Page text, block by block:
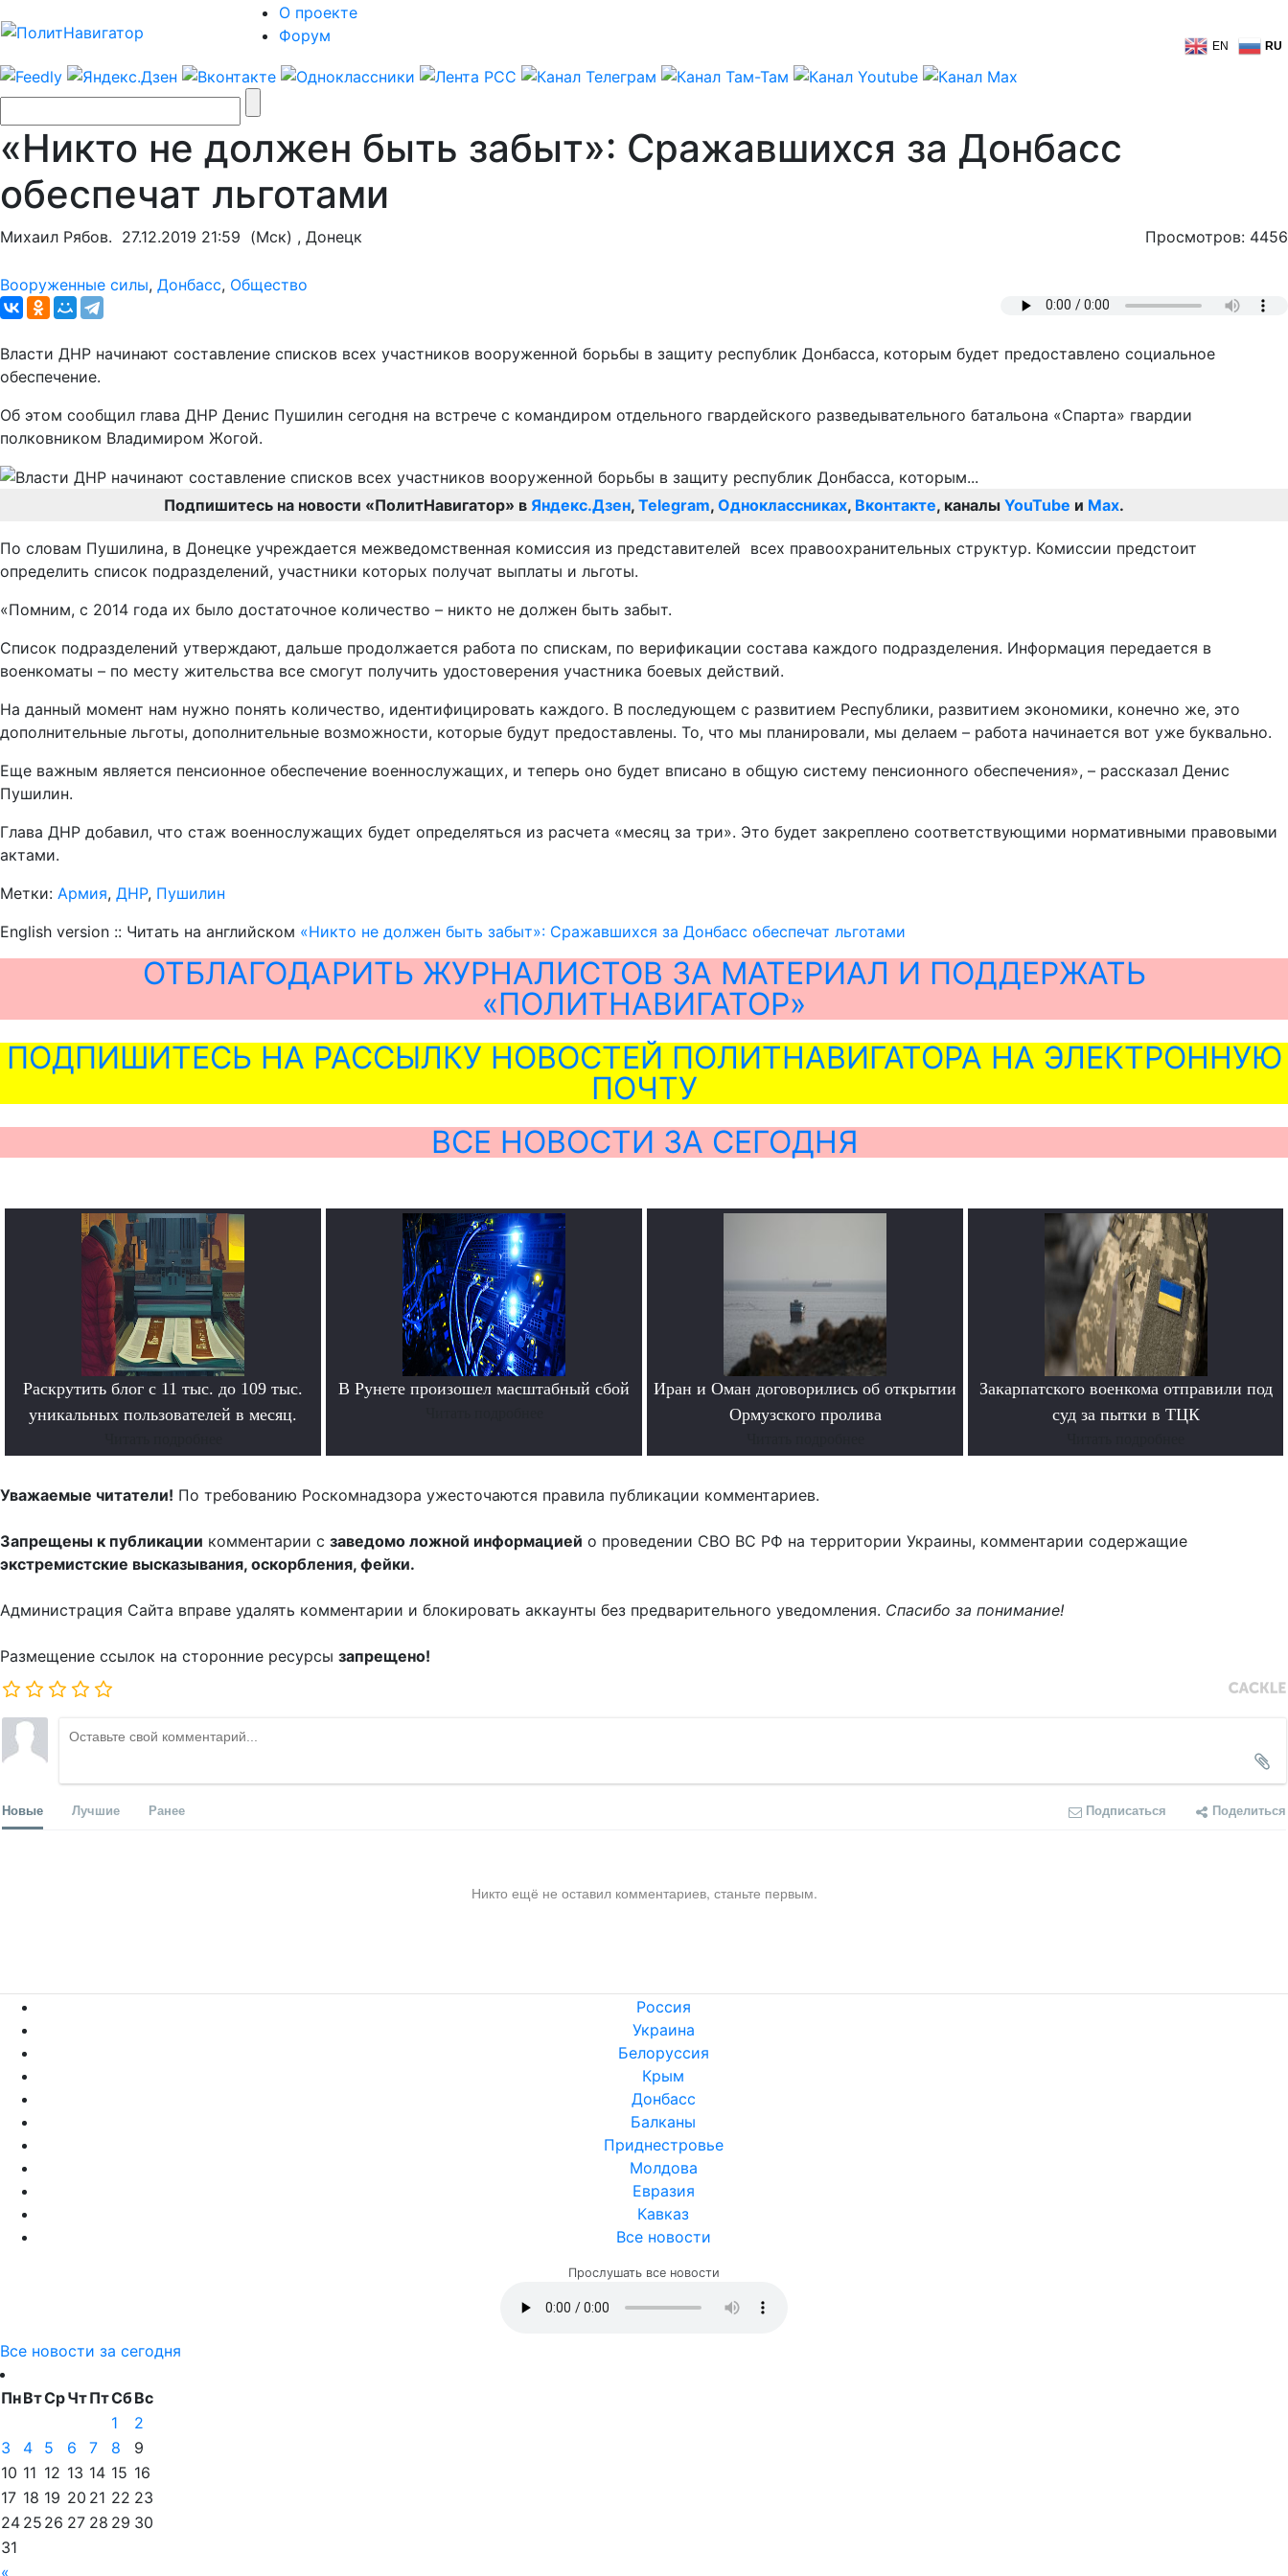
О проекте
Форум
EN RU
«Никто не должен быть забыт»: Сражавшихся за Донбасс
обеспечат льготами
Михаил Рябов. 27.12.2019 21:59 (Мск) , Донецк Просмотров: 4456
Вооруженные силы, Донбасс, Общество
Власти ДНР начинают составление списков всех участников вооруженной борьбы в защиту республик Донбасса, которым будет предоставлено социальное
обеспечение.
Об этом сообщил глава ДНР Денис Пушилин сегодня на встрече с командиром отдельного гвардейского разведывательного батальона «Спарта» гвардии
полковником Владимиром Жогой.
Подпишитесь на новости «ПолитНавигатор» в Яндекс.Дзен, Telegram, Одноклассниках, Вконтакте, каналы YouTube и Max.
По словам Пушилина, в Донецке учреждается межведомственная комиссия из представителей всех правоохранительных структур. Комиссии предстоит
определить список подразделений, участники которых получат выплаты и льготы.
«Помним, с 2014 года их было достаточное количество – никто не должен быть забыт.
Список подразделений утверждают, дальше продолжается работа по спискам, по верификации состава каждого подразделения. Информация передается в
военкоматы – по месту жительства все смогут получить удостоверения участника боевых действий.
На данный момент нам нужно понять количество, идентифицировать каждого. В последующем с развитием Республики, развитием экономики, конечно же, это
дополнительные льготы, дополнительные возможности, которые будут предоставлены. То, что мы планировали, мы делаем – работа начинается вот уже буквально.
Еще важным является пенсионное обеспечение военнослужащих, и теперь оно будет вписано в общую систему пенсионного обеспечения», – рассказал Денис
Пушилин.
Глава ДНР добавил, что стаж военнослужащих будет определяться из расчета «месяц за три». Это будет закреплено соответствующими нормативными правовыми
актами.
Метки: Армия, ДНР, Пушилин
English version :: Читать на английском «Никто не должен быть забыт»: Сражавшихся за Донбасс обеспечат льготами
ОТБЛАГОДАРИТЬ ЖУРНАЛИСТОВ ЗА МАТЕРИАЛ И ПОДДЕРЖАТЬ
«ПОЛИТНАВИГАТОР»
ПОДПИШИТЕСЬ НА РАССЫЛКУ НОВОСТЕЙ ПОЛИТНАВИГАТОРА НА ЭЛЕКТРОННУЮ
ПОЧТУ
ВСЕ НОВОСТИ ЗА СЕГОДНЯ
Раскрутить блог с 11 тыс. до 109 тыс.
уникальных пользователей в месяц.
В Рунете произошел масштабный сбой
Иран и Оман договорились об открытии
Ормузского пролива
Закарпатского военкома отправили под
суд за пытки в ТЦК
Уважаемые читатели! По требованию Роскомнадзора ужесточаются правила публикации комментариев.
Запрещены к публикации комментарии с заведомо ложной информацией о проведении СВО ВС РФ на территории Украины, комментарии содержащие
экстремистские высказывания, оскорбления, фейки.
Администрация Сайта вправе удалять комментарии и блокировать аккаунты без предварительного уведомления. Спасибо за понимание!
Размещение ссылок на сторонние ресурсы запрещено!
Новые Лучшие Ранее Подписаться Поделиться
Никто ещё не оставил комментариев, станьте первым.
Россия
Украина
Белоруссия
Крым
Донбасс
Балканы
Приднестровье
Молдова
Евразия
Кавказ
Все новости
Прослушать все новости
Все новости за сегодня
ПнВтСрЧтПтСбВс
1
2
3
4 5 6 7 8
9
10 11 12 13 14 15 16
17 18 19 20 21 22 23
24 25 26 27 28 29 30
31